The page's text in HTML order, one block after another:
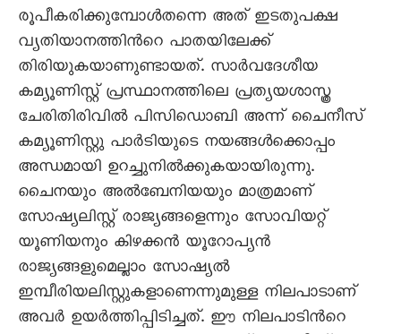
രൂപീകരിക്കുമ്പോള്‍തന്നെ അത് ഇടതുപക്ഷ
വ്യതിയാനത്തിന്‍റെ പാതയിലേക്ക്
തിരിയുകയാണുണ്ടായത്. സാര്‍വദേശീയ
കമ്യൂണിസ്റ്റ് പ്രസ്ഥാനത്തിലെ പ്രത്യയശാസ്ത്ര
ചേരിതിരിവില്‍ പിസിഡൊബി അന്ന് ചൈനീസ്
കമ്യൂണിസ്റ്റു പാര്‍ടിയുടെ നയങ്ങള്‍ക്കൊപ്പം
അന്ധമായി ഉറച്ചുനില്‍ക്കുകയായിരുന്നു.
ചൈനയും അല്‍ബേനിയയും മാത്രമാണ്
സോഷ്യലിസ്റ്റ് രാജ്യങ്ങളെന്നും സോവിയറ്റ്
യൂണിയനും കിഴക്കന്‍ യൂറോപ്യന്‍
രാജ്യങ്ങളുമെല്ലാം സോഷ്യല്‍
ഇമ്പീരിയലിസ്റ്റുകളാണെന്നുമുള്ള നിലപാടാണ്
അവര്‍ ഉയര്‍ത്തിപ്പിടിച്ചത്. ഈ നിലപാടിന്‍റെ